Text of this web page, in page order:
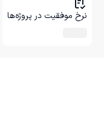
نرخ موفقیت در پروژه‌ها